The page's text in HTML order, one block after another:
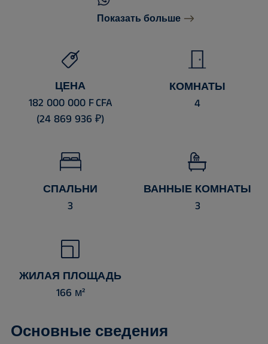
Показать больше
ЦЕНА
182 000 000 F CFA
(24 869 936 ₽)
КОМНАТЫ
4
СПАЛЬНИ
3
ВАННЫЕ КОМНАТЫ
3
ЖИЛАЯ ПЛОЩАДЬ
166 м²
Основные сведения